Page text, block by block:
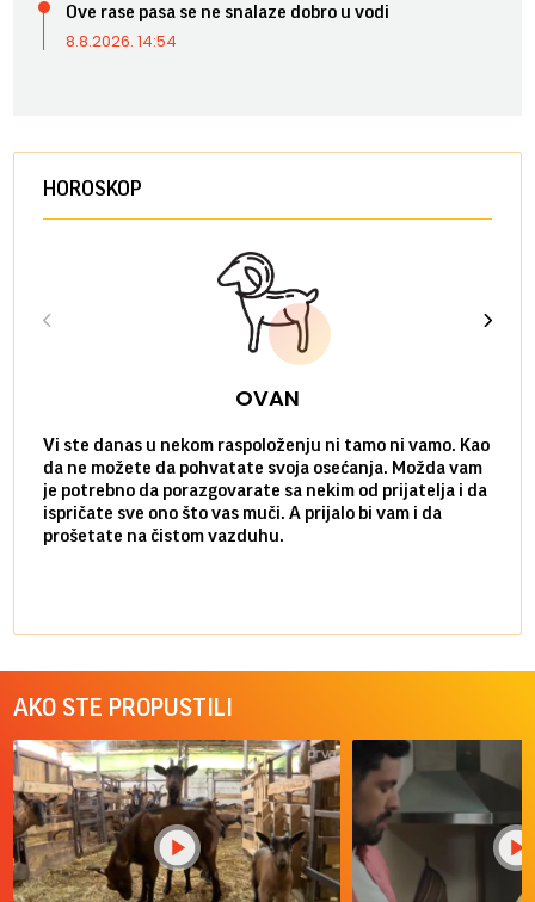
Ove rase pasa se ne snalaze dobro u vodi
8.8.2026. 14:54
HOROSKOP
OVAN
Vi ste danas u nekom raspoloženju ni tamo ni vamo. Kao
da ne možete da pohvatate svoja osećanja. Možda vam
je potrebno da porazgovarate sa nekim od prijatelja i da
ispričate sve ono što vas muči. A prijalo bi vam i da
prošetate na čistom vazduhu.
AKO STE PROPUSTILI